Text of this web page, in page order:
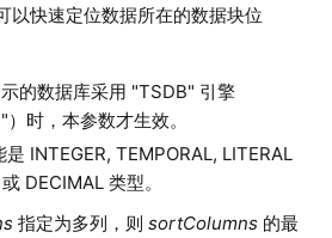
以快速定位数据所在的数据块位
的数据库采用 "TSDB" 引擎
时，本参数才生效。
INTEGER, TEMPORAL, LITERAL
DECIMAL 类型。
指定为多列，则 sortColumns的最